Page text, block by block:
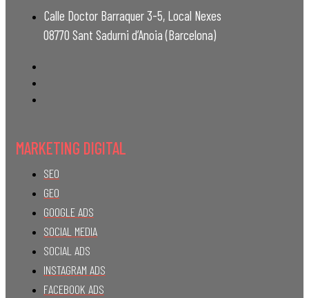
Calle Doctor Barraquer 3-5, Local Nexes
08770 Sant Sadurni d’Anoia (Barcelona)
MARKETING DIGITAL
SEO
GEO
GOOGLE ADS
SOCIAL MEDIA
SOCIAL ADS
INSTAGRAM ADS
FACEBOOK ADS